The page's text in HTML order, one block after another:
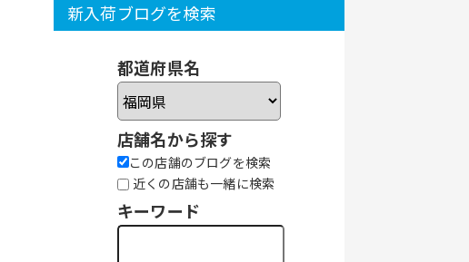
新入荷ブログを検索
都道府県名
店舗名から探す
この店舗のブログを検索
近くの店舗も一緒に検索
キーワード